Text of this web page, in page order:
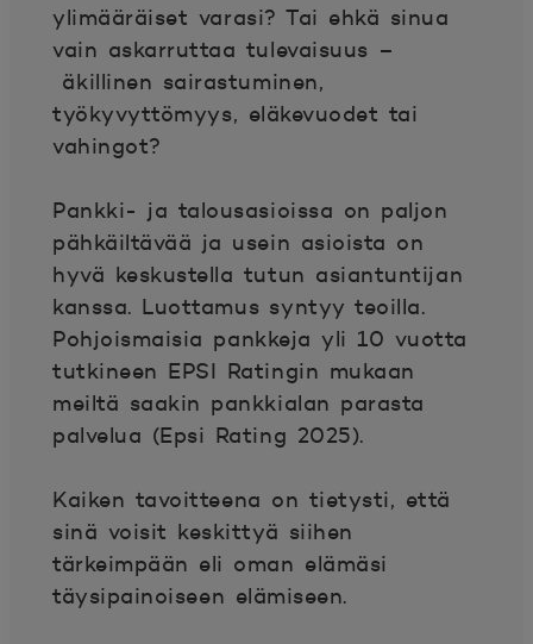
ylimääräiset varasi? Tai ehkä sinua
vain askarruttaa tulevaisuus –
äkillinen sairastuminen,
työkyvyttömyys, eläkevuodet tai
vahingot?
Pankki- ja talousasioissa on paljon
pähkäiltävää ja usein asioista on
hyvä keskustella tutun asiantuntijan
kanssa. Luottamus syntyy teoilla.
Pohjoismaisia pankkeja yli 10 vuotta
tutkineen EPSI Ratingin mukaan
meiltä saakin pankkialan parasta
palvelua (Epsi Rating 2025).
Kaiken tavoitteena on tietysti, että
sinä voisit keskittyä siihen
tärkeimpään eli oman elämäsi
täysipainoiseen elämiseen.